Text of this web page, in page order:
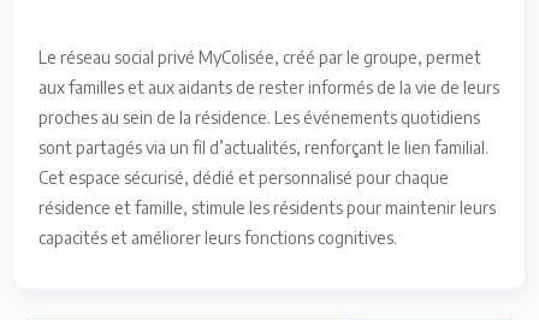
Le réseau social privé MyColisée, créé par le groupe, permet
aux familles et aux aidants de rester informés de la vie de leurs
proches au sein de la résidence. Les événements quotidiens
sont partagés via un fil d’actualités, renforçant le lien familial.
Cet espace sécurisé, dédié et personnalisé pour chaque
résidence et famille, stimule les résidents pour maintenir leurs
capacités et améliorer leurs fonctions cognitives.